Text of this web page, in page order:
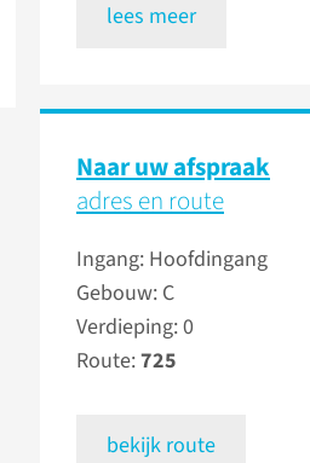
lees meer
Naar uw afspraak
adres en route
Ingang: Hoofdingang
Gebouw: C
Verdieping: 0
Route:725
bekijk route